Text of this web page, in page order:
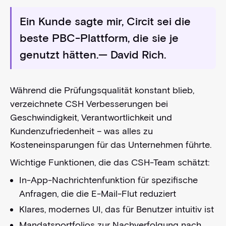
Ein Kunde sagte mir, Circit sei die
beste PBC-Plattform, die sie je
genutzt hätten.— David Rich.
Während die Prüfungsqualität konstant blieb,
verzeichnete CSH Verbesserungen bei
Geschwindigkeit, Verantwortlichkeit und
Kundenzufriedenheit – was alles zu
Kosteneinsparungen für das Unternehmen führte.
Wichtige Funktionen, die das CSH-Team schätzt:
In-App-Nachrichtenfunktion für spezifische
Anfragen, die die E-Mail-Flut reduziert
Klares, modernes UI, das für Benutzer intuitiv ist